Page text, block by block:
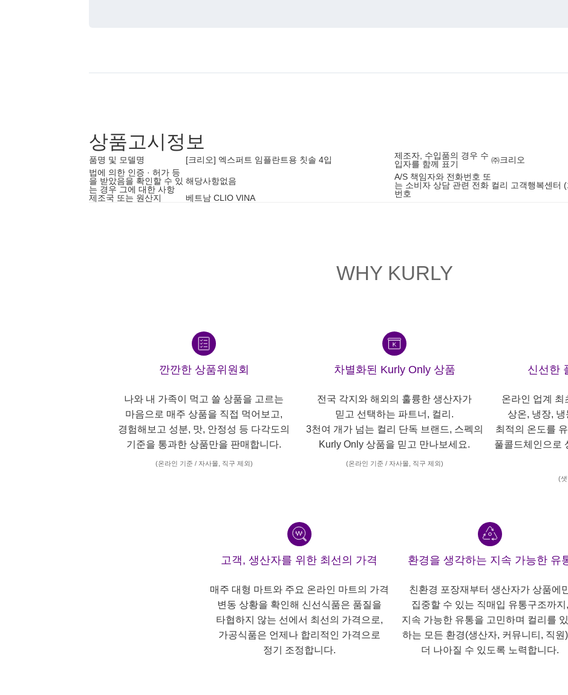
상품고시정보
품명 및 모델명 [크리오] 엑스퍼트 임플란트용 칫솔 4입
제조자, 수입품의 경우 수
입자를 함께 표기
㈜크리오
법에 의한 인증 · 허가 등
을 받았음을 확인할 수 있
는 경우 그에 대한 사항
해당사항없음
A/S 책임자와 전화번호 또
는 소비자 상담 관련 전화
번호
컬리 고객행복센터
제조국 또는 원산지
베트남 CLIO VINA
WHY KURLY
깐깐한 상품위원회
나와 내 가족이 먹고 쓸 상품을 고르는
마음으로 매주 상품을 직접 먹어보고,
경험해보고 성분, 맛, 안정성 등 다각도의
기준을 통과한 상품만을 판매합니다.
(온라인 기준 / 자사몰, 직구 제외)
차별화된 Kurly Only 상품
전국 각지와 해외의 훌륭한 생산자가
믿고 선택하는 파트너, 컬리.
3천여 개가 넘는 컬리 단독 브랜드, 스펙의
Kurly Only 상품을 믿고 만나보세요.
(온라인 기준 / 자사몰, 직구 제외)
신선한
온라인 업계 최
상온, 냉장,
최적의 온도를
풀콜드체인으로
(
고객, 생산자를 위한 최선의 가격
매주 대형 마트와 주요 온라인 마트의 가격
변동 상황을 확인해 신선식품은 품질을
타협하지 않는 선에서 최선의 가격으로,
가공식품은 언제나 합리적인 가격으로
정기 조정합니다.
환경을 생각하는 지속 가능한 유
친환경 포장재부터 생산자가 상품에
집중할 수 있는 직매입 유통구조까지,
지속 가능한 유통을 고민하며 컬리를 있
하는 모든 환경(생산자, 커뮤니티, 직원)
더 나아질 수 있도록 노력합니다.